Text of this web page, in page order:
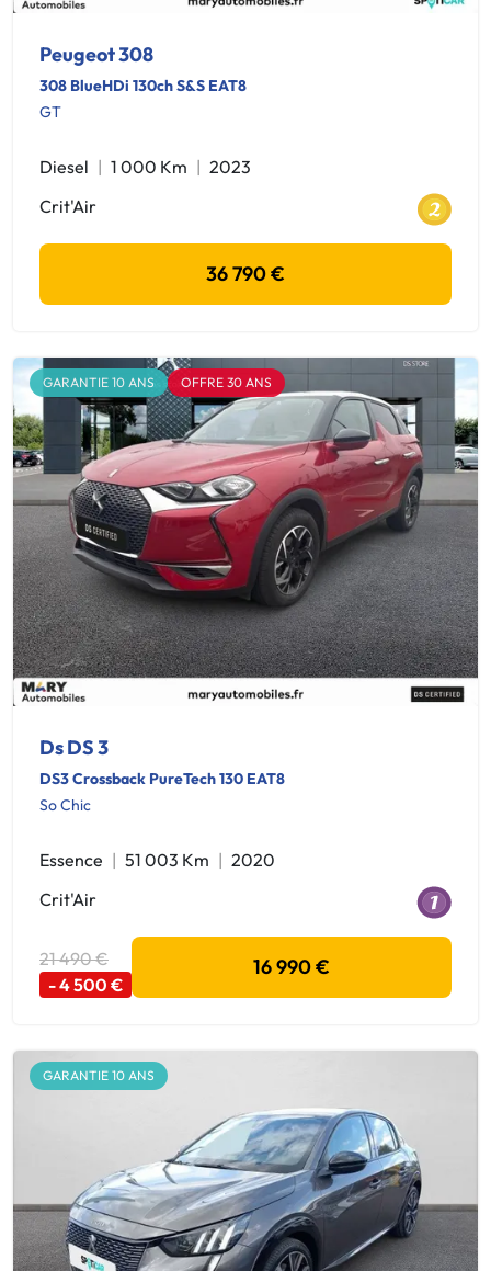
Peugeot 308
308 BlueHDi 130ch S&S EAT8
GT
Diesel 1 000 Km
2023
Crit'Air
36 790 €
GARANTIE 10 ANS OFFRE 30 ANS
Ds DS 3
DS3 Crossback PureTech 130 EAT8
So Chic
Essence 51 003 Km
2020
Crit'Air
21 490 €
- 4 500 €
16 990 €
GARANTIE 10 ANS